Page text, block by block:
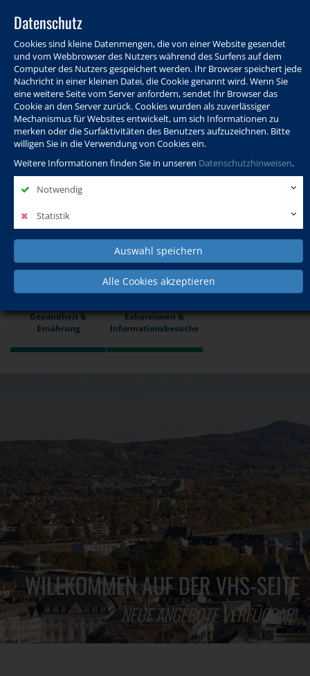
Datenschutz
Cookies sind kleine Datenmengen, die von einer Website gesendet
und vom Webbrowser des Nutzers während des Surfens auf dem
Computer des Nutzers gespeichert werden. Ihr Browser speichert jede
Nachricht in einer kleinen Datei, die Cookie genannt wird. Wenn Sie
eine weitere Seite vom Server anfordern, sendet Ihr Browser das
Cookie an den Server zurück. Cookies wurden als zuverlässiger
Mechanismus für Websites entwickelt, um sich Informationen zu
merken oder die Surfaktivitäten des Benutzers aufzuzeichnen. Bitte
willigen Sie in die Verwendung von Cookies ein.
Weitere Informationen finden Sie in unseren Datenschutzhinweisen.
Notwendig
Statistik
Auswahl speichern
Alle Cookies akzeptieren
Programm Info & Service Aktuelles Warenkorb Login
Ansprechpersonen Kontakt Sitemap
Politik, Wissenschaft &
Internationales
Beruf, IT & Digitales
Gesundheit &
Ernährung
Exkursionen &
Informationsbesuche
WILLKOMMEN AUF DER VHS-SEITE
NEUE ANGEBOTE VERFÜGBAR!